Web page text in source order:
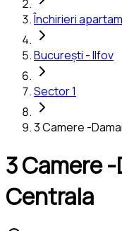
Închirieri
București - Ilfov
Sector 1
3 Camere -
3 Camere
Centrala